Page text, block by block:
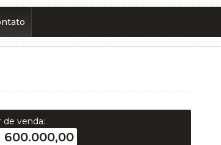
de venda:
600.000,00